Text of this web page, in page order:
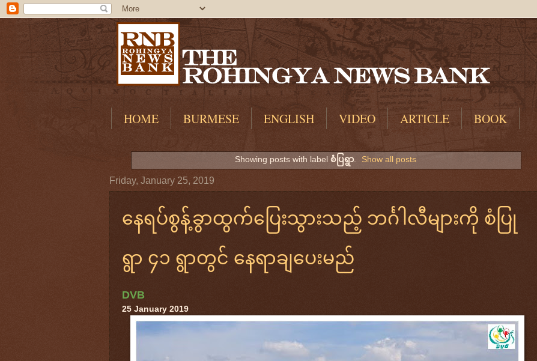
HOME BURMESE ENGLISH VIDEO ARTICLE BOOK
Showing posts with label စံပြရွာ. Show all posts
Friday, January 25, 2019
နေရပ်စွန့်ခွာထွက်ပြေးသွားသည့် ဘင်္ဂါလီများကို စံပြု
ရွာ ၄၁ ရွာတွင် နေရာချပေးမည်
DVB
25 January 2019